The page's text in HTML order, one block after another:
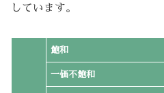
しています。
飽和
一価不飽和